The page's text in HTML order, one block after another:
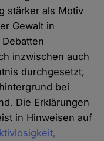
stärker als Motiv
Gewalt in
inzwischen auch
durchgesetzt,
bei
Die Erklärungen
in Hinweisen auf